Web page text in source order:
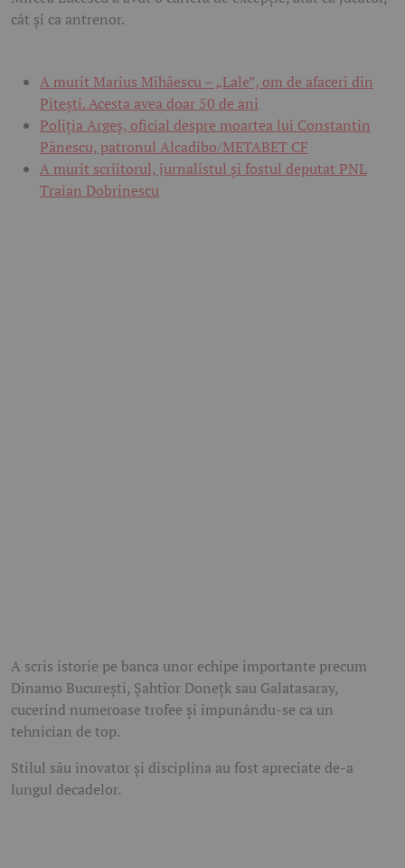
cât și ca antrenor.
A murit Marius Mihăescu – „Lale”, om de afaceri din
Pitești. Acesta avea doar 50 de ani
Poliția Argeș, oficial despre moartea lui Constantin
Pănescu, patronul Alcadibo/METABET CF
A murit scriitorul, jurnalistul și fostul deputat PNL
Traian Dobrinescu
A scris istorie pe banca unor echipe importante precum
Dinamo București, Șahtior Donețk sau Galatasaray,
cucerind numeroase trofee și impunându-se ca un
tehnician de top.
Stilul său inovator și disciplina au fost apreciate de-a
lungul decadelor.